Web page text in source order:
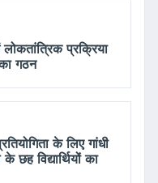
प्रक्रिया
गठन
के लिए गांधी
छह विद्यार्थियों का